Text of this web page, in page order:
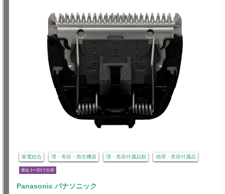
家電総合 理・美容・衛生機器 理・美容付属品類 他理・美容付属品
最短 1〜3日で出荷
Panasonic パナソニック